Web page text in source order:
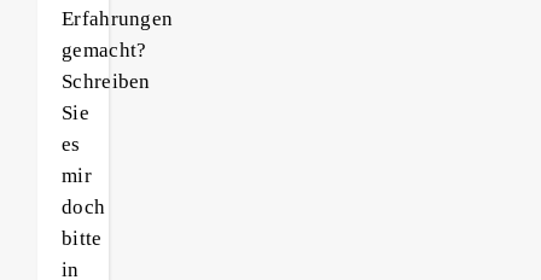
Erfahrungen
gemacht?
Schreiben
Sie
es
mir
doch
bitte
in